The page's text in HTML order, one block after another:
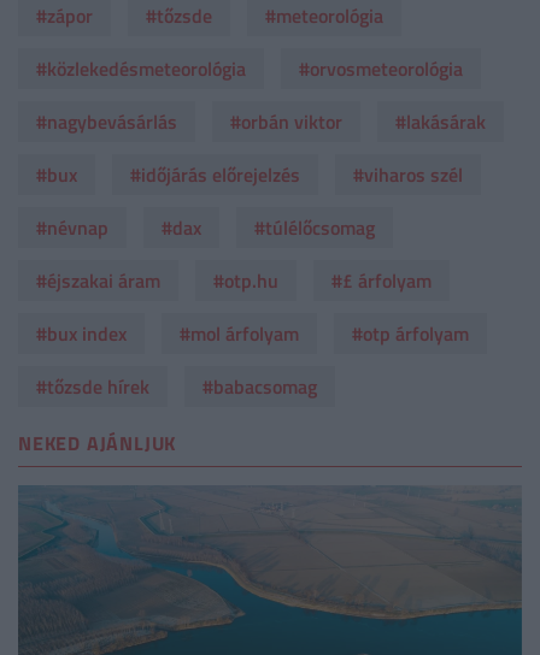
#zápor
#tőzsde
#meteorológia
#közlekedésmeteorológia
#orvosmeteorológia
#nagybevásárlás
#orbán viktor
#lakásárak
#bux
#időjárás előrejelzés
#viharos szél
#névnap
#dax
#túlélőcsomag
#éjszakai áram
#otp.hu
#£ árfolyam
#bux index
#mol árfolyam
#otp árfolyam
#tőzsde hírek
#babacsomag
NEKED AJÁNLJUK